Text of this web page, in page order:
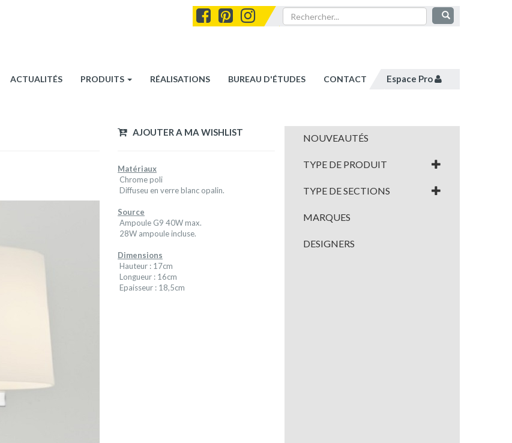
ACTUALITÉS PRODUITS RÉALISATIONS BUREAU D'ÉTUDES CONTACT Espace Pro
AJOUTER A MA WISHLIST
Matériaux
Chrome poli
Diffuseu en verre blanc opalin.
Source
Ampoule G9 40W max.
28W ampoule incluse.
Dimensions
Hauteur : 17cm
Longueur : 16cm
Epaisseur : 18,5cm
NOUVEAUTÉS
TYPE DE PRODUIT
TYPE DE SECTIONS
MARQUES
DESIGNERS